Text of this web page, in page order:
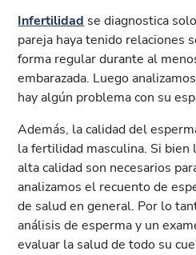
Infertilidad se diagnostica
pareja haya tenido relaciones
forma regular durante al
embarazada. Luego
hay algún problema con su
Además, la calidad del
la fertilidad masculina. Si bien
alta calidad son necesarios
analizamos el recuento de
de salud en general. Por lo
análisis de esperma y un
evaluar la salud de todo su